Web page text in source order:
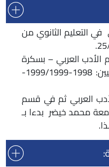
التعليم الثانوي من
العربي – بسكرة
خلال الموسمين الجامعيين: 1998-1999/1999-
العربي ثم في قسم
محمد خيضر بدءا بـ